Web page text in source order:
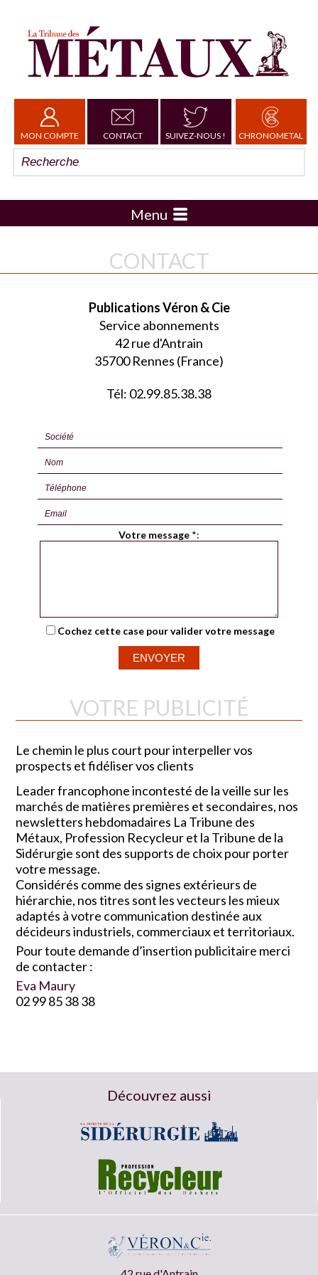
MON COMPTE CONTACT SUIVEZ-NOUS ! CHRONOMETAL
Menu
CONTACT
Publications Véron & Cie
Service abonnements
42 rue d'Antrain
35700 Rennes (France)
Tél: 02.99.85.38.38
Votre message *:
Cochez cette case pour valider votre message
VOTRE PUBLICITÉ
Le chemin le plus court pour interpeller vos
prospects et fidéliser vos clients
Leader francophone incontesté de la veille sur les
marchés de matières premières et secondaires, nos
newsletters hebdomadaires La Tribune des
Métaux, Profession Recycleur et la Tribune de la
Sidérurgie sont des supports de choix pour porter
votre message.
Considérés comme des signes extérieurs de
hiérarchie, nos titres sont les vecteurs les mieux
adaptés à votre communication destinée aux
décideurs industriels, commerciaux et territoriaux.
Pour toute demande d’insertion publicitaire merci
de contacter :
Eva Maury
02 99 85 38 38
Découvrez aussi